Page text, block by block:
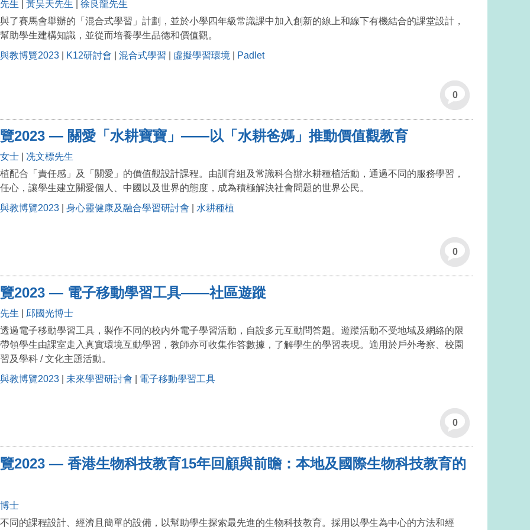
生 黃昊天先生
徐良龍先生
了賽馬會舉辦的「混合式學習」計劃，並於小學四年級常識課中加入創新的線上和線下有機結合的課堂設計，
助學生建構知識，並從而培養學生品德和價值觀。
教博覽2023
K12研討會 混合式學習 虛擬學習環境 Padlet
0
2023 — 關愛「水耕寶寶」——以「水耕爸媽」推動價值觀教育
士
冼文標先生
配合「責任感」及「關愛」的價值觀設計課程。由訓育組及常識科合辦水耕種植活動，通過不同的服務學習，
心，讓學生建立關愛個人、中國以及世界的態度，成為積極解決社會問題的世界公民。
教博覽2023
身心靈健康及融合學習研討會 水耕種植
0
2023 — 電子移動學習工具——社區遊蹤
生
邱國光博士
過電子移動學習工具，製作不同的校内外電子學習活動，自設多元互動問答題。遊蹤活動不受地域及網絡的限
領學生由課室走入真實環境互動學習，教師亦可收集作答數據，了解學生的學習表現。適用於戶外考察、校園
及學科 / 文化主題活動。
教博覽2023
未來學習研討會 電子移動學習工具
0
2023 — 香港生物科技教育15年回顧與前瞻：本地及國際生物科技教育的
士
同的課程設計、經濟且簡單的設備，以幫助學生探索最先進的生物科技教育。採用以學生為中心的方法和經